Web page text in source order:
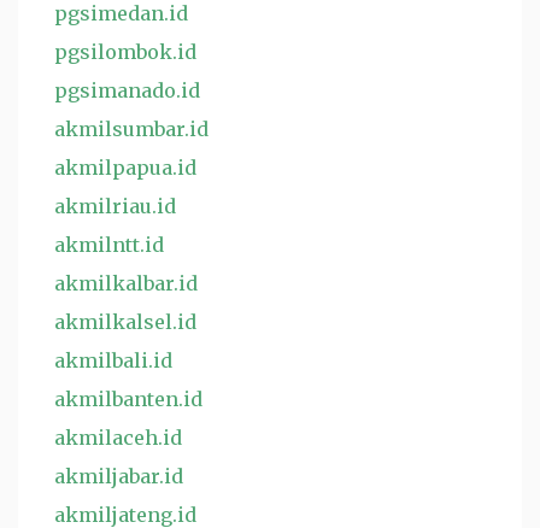
pgsimedan.id
pgsilombok.id
pgsimanado.id
akmilsumbar.id
akmilpapua.id
akmilriau.id
akmilntt.id
akmilkalbar.id
akmilkalsel.id
akmilbali.id
akmilbanten.id
akmilaceh.id
akmiljabar.id
akmiljateng.id